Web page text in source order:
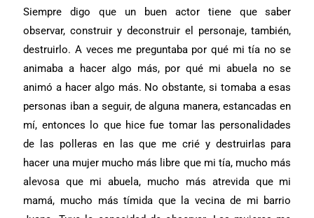
Siempre digo que un buen actor tiene que saber
observar, construir y deconstruir el personaje, también,
destruirlo. A veces me preguntaba por qué mi tía no se
animaba a hacer algo más, por qué mi abuela no se
animó a hacer algo más. No obstante, si tomaba a esas
personas iban a seguir, de alguna manera, estancadas en
mí, entonces lo que hice fue tomar las personalidades
de las polleras en las que me crié y destruirlas para
hacer una mujer mucho más libre que mi tía, mucho más
alevosa que mi abuela, mucho más atrevida que mi
mamá, mucho más tímida que la vecina de mi barrio